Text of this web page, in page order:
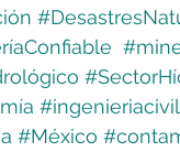
#ingenieriacivil
#México